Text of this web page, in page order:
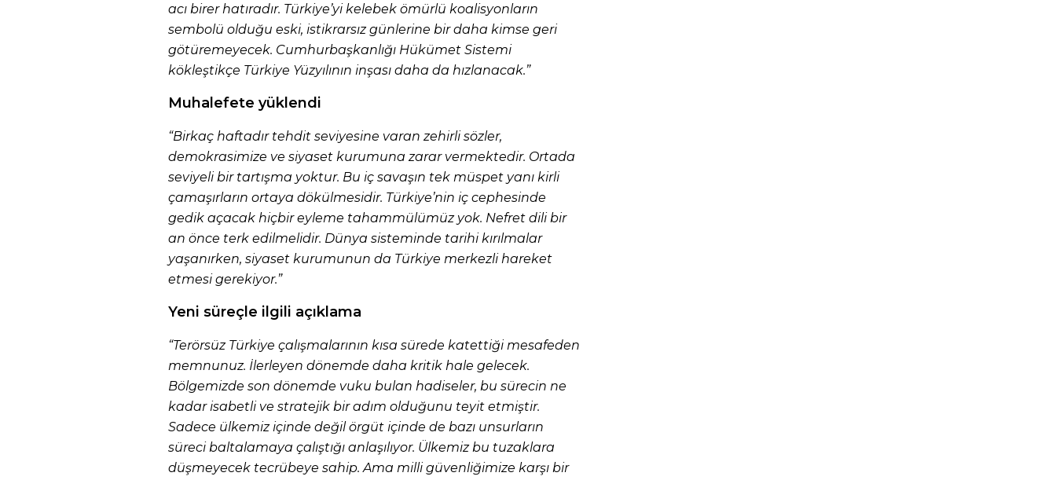
acı birer hatıradır. Türkiye’yi kelebek ömürlü koalisyonların
sembolü olduğu eski, istikrarsız günlerine bir daha kimse geri
götüremeyecek. Cumhurbaşkanlığı Hükümet Sistemi
kökleştikçe Türkiye Yüzyılının inşası daha da hızlanacak.”
Muhalefete yüklendi
“Birkaç haftadır tehdit seviyesine varan zehirli sözler,
demokrasimize ve siyaset kurumuna zarar vermektedir. Ortada
seviyeli bir tartışma yoktur. Bu iç savaşın tek müspet yanı kirli
çamaşırların ortaya dökülmesidir. Türkiye’nin iç cephesinde
gedik açacak hiçbir eyleme tahammülümüz yok. Nefret dili bir
an önce terk edilmelidir. Dünya sisteminde tarihi kırılmalar
yaşanırken, siyaset kurumunun da Türkiye merkezli hareket
etmesi gerekiyor.”
Yeni süreçle ilgili açıklama
“Terörsüz Türkiye çalışmalarının kısa sürede katettiği mesafeden
memnunuz. İlerleyen dönemde daha kritik hale gelecek.
Bölgemizde son dönemde vuku bulan hadiseler, bu sürecin ne
kadar isabetli ve stratejik bir adım olduğunu teyit etmiştir.
Sadece ülkemiz içinde değil örgüt içinde de bazı unsurların
süreci baltalamaya çalıştığı anlaşılıyor. Ülkemiz bu tuzaklara
düşmeyecek tecrübeye sahip. Ama milli güvenliğimize karşı bir